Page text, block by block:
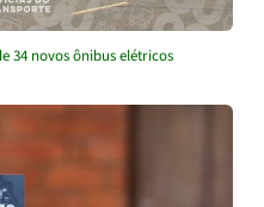
34 novos ônibus elétricos